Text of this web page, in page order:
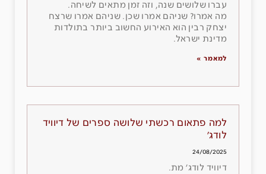
עברו שלושים שנה, וזה זמן מתאים לשיחה.
מה אמרו? שניהם אמרו שכן. שניהם אמרו שרצח
יצחק רבין הוא האירוע החשוב ביותר בתולדות
מדינת ישראל.
למאמר »
למה פתאום רכשתי שלושה ספרים של דיוויד
לודג׳
24/08/2025
דיוויד לודג׳ מת.